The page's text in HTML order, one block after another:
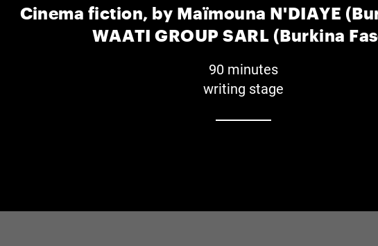
Cinema fiction, by Maïmouna N'DIAYE
WAATI GROUP SARL (Burkina
90 minutes
writing stage